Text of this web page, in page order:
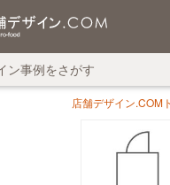
ン事例をさがす
店舗デザイン.COM